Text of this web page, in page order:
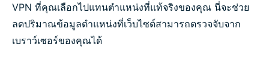
VPN ที่คุณเลือกไปแทนตำแหน่งที่แท้จริงของคุณ นี่จะช่วย
ลดปริมาณข้อมูลตำแหน่งที่เว็บไซต์สามารถตรวจจับจาก
เบราว์เซอร์ของคุณได้